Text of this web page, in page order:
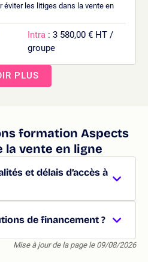
éviter les litiges dans la vente en
Intra : 3 580,00 € HT /
groupe
PLUS
formation Aspects
la vente en ligne
et délais d’accès à
de financement ?
Mise à jour de la page le 09/08/2026